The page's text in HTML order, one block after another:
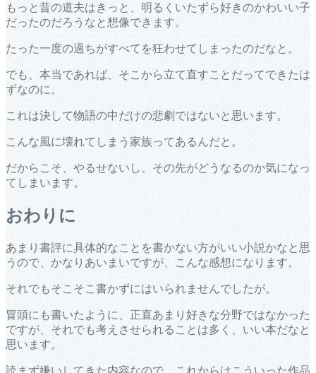
もっと昔の道夫はきっと、明るくいたずら好きのかわいい子
だったのだろうなと想像できます。
たった一度の過ちがすべてを狂わせてしまったのだなと。
でも、本当であれば、そこから立て直すことだってできたは
ずなのに。
これは決して物語の中だけの悲劇ではないと思います。
こんな風に壊れてしまう家族ってあるんだと。
だからこそ、やるせないし、その先がどうなるのか気になっ
てしまいます。
おわりに
あまり書評に具体的なことを書かない方がいい小説かなと思
うので、かなりあいまいですが、こんな感想になります。
それでもそこそこ書かずにはいられませんでしたが。
冒頭にも書いたように、正直あまり好きな分野ではなかった
ですが、それでも考えさせられることは多く、いい本だなと
思います。